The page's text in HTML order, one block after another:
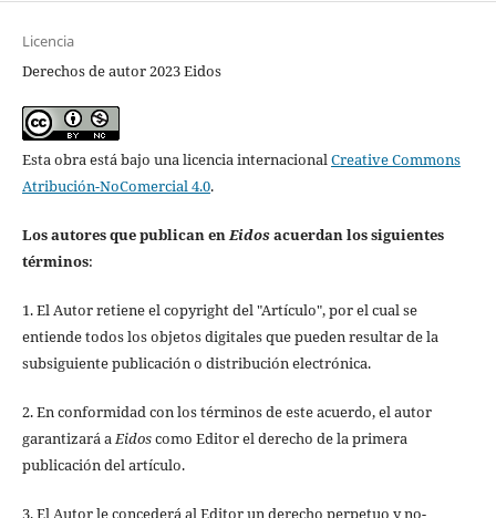
Licencia
Derechos de autor 2023 Eidos
Esta obra está bajo una licencia internacionalCreative Commons
Atribución-NoComercial 4.0.
Los autores que publican enEidosacuerdan los siguientes
términos:
1. El Autor retiene el copyright del "Artículo", por el cual se
entiende todos los objetos digitales que pueden resultar de la
subsiguiente publicación o distribución electrónica.
2. En conformidad con los términos de este acuerdo, el autor
garantizará aEidoscomo Editor el derecho de la primera
publicación del artículo.
3. El Autor le concederá al Editor un derecho perpetuo y no-